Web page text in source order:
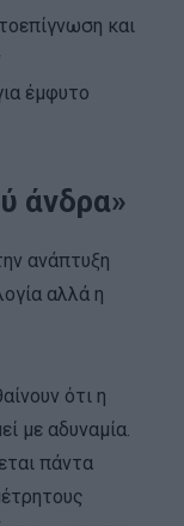
και
έμφυτο
άνδρα»
ανάπτυξη
αλλά η
ότι η
με αδυναμία.
πάντα